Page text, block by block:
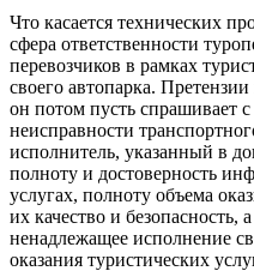
Что касается технических
сфера ответственности
перевозчиков в рамках
своего автопарка.
он потом пусть спрашивает
неисправности
исполнитель, указанный в
полноту и достоверность
услугах, полноту объема
их качество и безопасность,
ненадлежащее исполнение
оказания туристических